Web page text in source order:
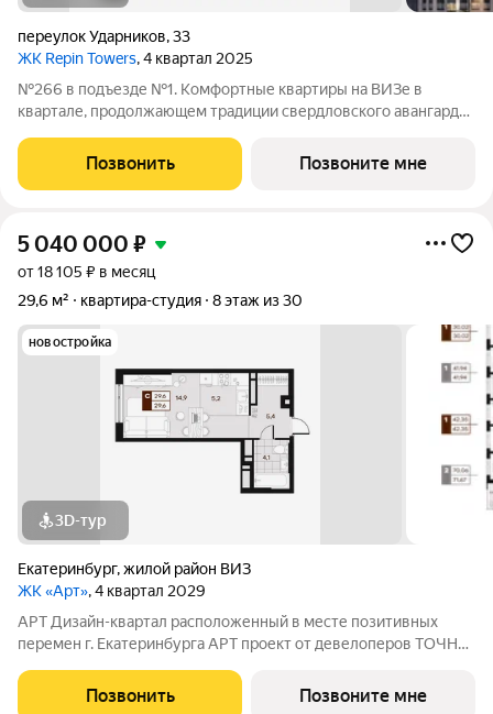
переулок Ударников,33
ЖК Repin Towers, 4 квартал 2025
№266 в подъезде №1. Комфортные квартиры на ВИЗе в
квартале, продолжающем традиции свердловского авангарда.
просторный двор, под ним двухуровневый подземный паркинг
с лифтовым доступом. Сквозные холлы
Позвонить Позвоните мне
5 040 000 ₽
от 18 105 ₽ в месяц
29,6 м²
квартира-студия 8 этаж из 30
новостройка
3D-тур
Екатеринбург,жилой район ВИЗ
ЖК «Арт», 4 квартал 2029
АРТ Дизайн-квартал расположенный в месте позитивных
перемен г. Екатеринбурга АРТ проект от девелоперов ТОЧНО
Творчество и Студией Артемия Лебедева.
Позвонить Позвоните мне